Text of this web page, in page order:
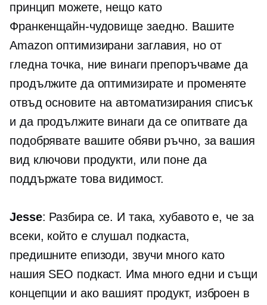
принцип можете, нещо като
Франкенщайн-чудовище заедно. Вашите
Amazon оптимизирани заглавия, но от
гледна точка, ние винаги препоръчваме да
продължите да оптимизирате и променяте
отвъд основите на автоматизирания списък
и да продължите винаги да се опитвате да
подобрявате вашите обяви ръчно, за вашия
вид ключови продукти, или поне да
поддържате това видимост.
Jesse: Разбира се. И така, хубавото е, че за
всеки, който е слушал подкаста,
предишните епизоди, звучи много като
нашия SEO подкаст. Има много едни и същи
концепции и ако вашият продукт, изброен в